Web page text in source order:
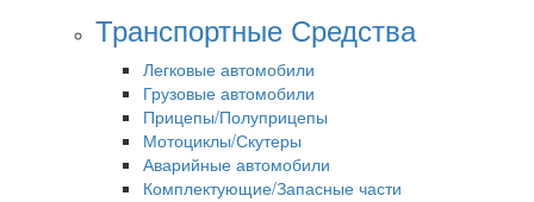
Транспортные Средства
Легковые автомобили
Грузовые автомобили
Прицепы/Полуприцепы
Мотоциклы/Скутеры
Аварийные автомобили
Комплектующие/Запасные части